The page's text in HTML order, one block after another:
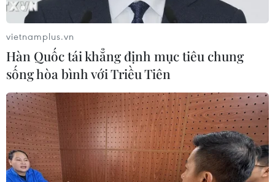
vietnamplus.vn
Hàn Quốc tái khẳng định mục tiêu chung
sống hòa bình với Triều Tiên